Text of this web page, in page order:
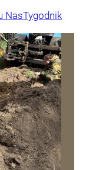
NasTygodnik